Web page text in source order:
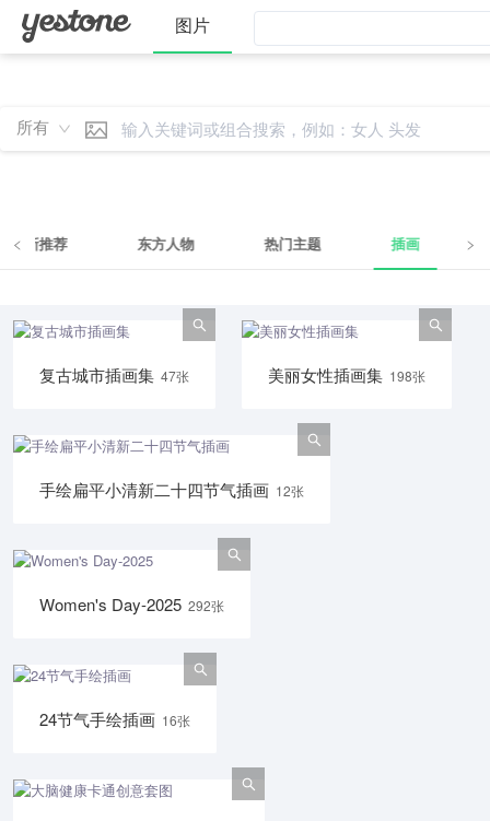
图片
所有
最新推荐 东方人物 热门主题 插画
复古城市插画集 47张 美丽女性插画集 198张
手绘扁平小清新二十四节气插画 12张
Women's Day-2025 292张
24节气手绘插画 16张